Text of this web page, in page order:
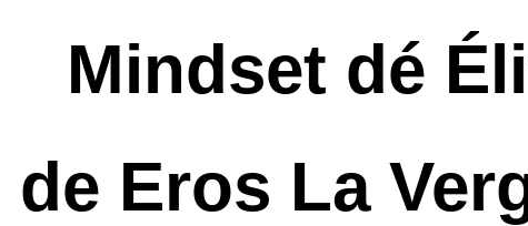
Mindset dé
de Eros La